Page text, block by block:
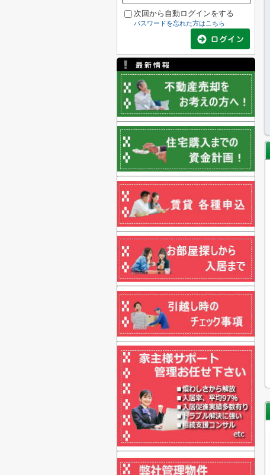
次回から自動ログインをする
パスワードを忘れた方はこちら